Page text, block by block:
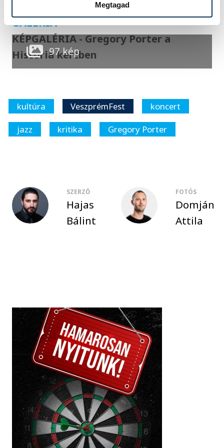
Megtagad
GALÉRIA
KÉPGALÉRIA - Gregory Porter a
Historia kertben
97 kép
kultúra VeszprémFest
koncert
jazz
kritika Gregory Porter
SZERZŐ
Hajas
Bálint
FOTÓS
Domján
Attila